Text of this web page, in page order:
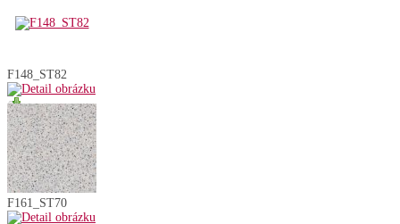
F148_ST82
F161_ST70